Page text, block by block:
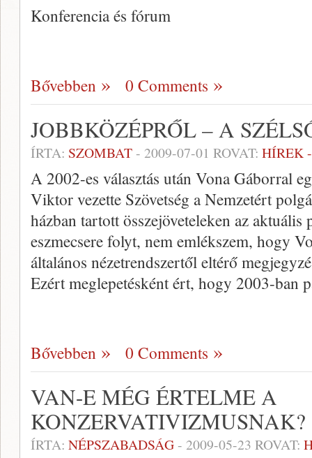
Konferencia és fórum
Bővebben 0 Comments
JOBBKÖZÉPRŐL – A
ÍRTA: SZOMBAT- 2009-07-01 ROVAT: HÍREK
A 2002-es választás után Vona Gáborral
Viktor vezette Szövetség a Nemzetért
házban tartott összejöveteleken az
eszmecsere folyt, nem emlékszem, hogy
általános nézetrendszertől eltérő
Ezért meglepetésként ért, hogy 2003-ban
Bővebben 0 Comments
VAN-E MÉG ÉRTELME A
KONZERVATIVIZMUSNAK?
ÍRTA: NÉPSZABADSÁG- 2009-05-23 ROVAT: